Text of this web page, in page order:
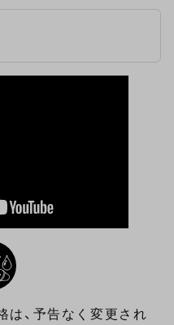
は、予告なく変更され